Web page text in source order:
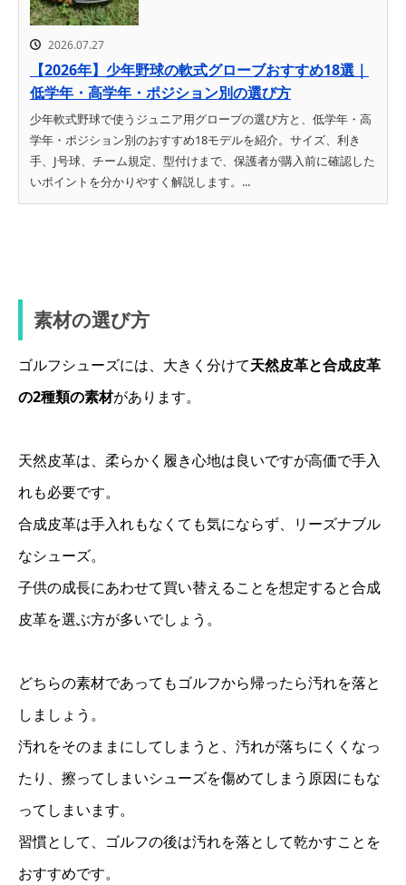
2026.07.27
【2026年】少年野球の軟式グローブおすすめ18選｜
低学年・高学年・ポジション別の選び方
少年軟式野球で使うジュニア用グローブの選び方と、低学年・高
学年・ポジション別のおすすめ18モデルを紹介。サイズ、利き
手、J号球、チーム規定、型付けまで、保護者が購入前に確認した
いポイントを分かりやすく解説します。...
素材の選び方
ゴルフシューズには、大きく分けて天然皮革と合成皮革
の2種類の素材があります。
天然皮革は、柔らかく履き心地は良いですが高価で手入
れも必要です。
合成皮革は手入れもなくても気にならず、リーズナブル
なシューズ。
子供の成長にあわせて買い替えることを想定すると合成
皮革を選ぶ方が多いでしょう。
どちらの素材であってもゴルフから帰ったら汚れを落と
しましょう。
汚れをそのままにしてしまうと、汚れが落ちにくくなっ
たり、擦ってしまいシューズを傷めてしまう原因にもな
ってしまいます。
習慣として、ゴルフの後は汚れを落として乾かすことを
おすすめです。